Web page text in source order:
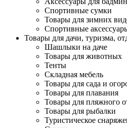
Спортивные сумки
Товары для зимних
Спортивные
Товары для дачи, туризма,
Шашлыки на даче
Товары для животных
Тенты
Складная мебель
Товары для сада и
Товары для плавания
Товары для пляжного
Товары для рыбалки
Туристическое